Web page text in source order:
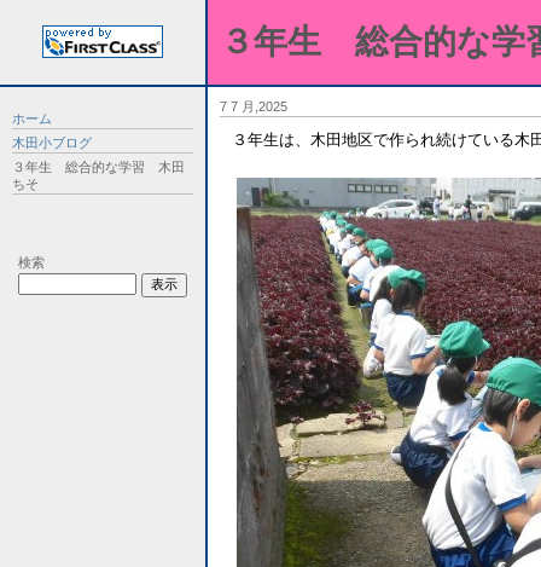
ホーム
木田小ブログ
３年生 総合的な学習 木田
ちそ
検索
３年生 総合的な
7 7 月,2025
３年生は、木田地区で作られ続けている木